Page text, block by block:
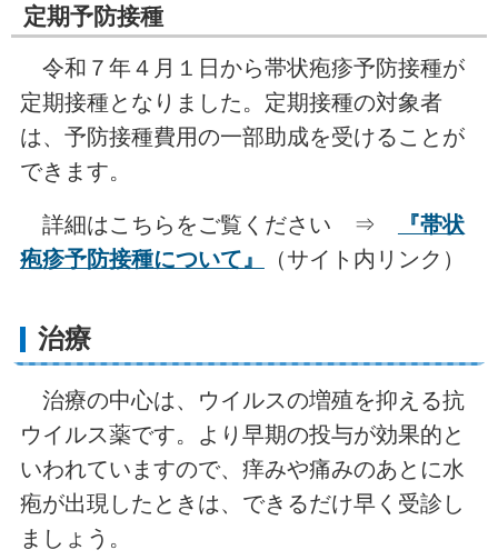
定期予防接種
令和７年４月１日から帯状疱疹予防接種が
定期接種となりました。定期接種の対象者
は、予防接種費用の一部助成を受けることが
できます。
詳細はこちらをご覧ください ⇒
『帯状
疱疹予防接種について』
（サイト内リンク）
治療
治療の中心は、ウイルスの増殖を抑える抗
ウイルス薬です。より早期の投与が効果的と
いわれていますので、痒みや痛みのあとに水
疱が出現したときは、できるだけ早く受診し
ましょう。